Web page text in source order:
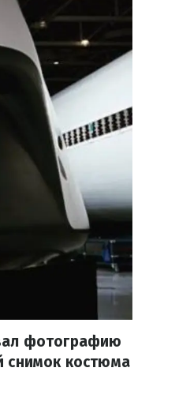
фотографию
снимок костюма